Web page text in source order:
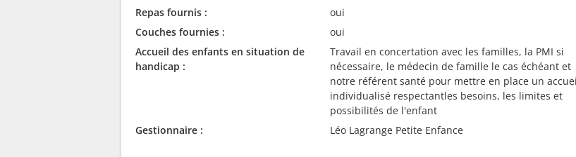
Repas fournis :
oui
Couches fournies :
oui
Accueil des enfants en situation de
handicap :
Travail en concertation avec les familles, la PMI si
nécessaire, le médecin de famille le cas échéant et
notre référent santé pour mettre en place un
individualisé respectantles besoins, les limites et
possibilités de l'enfant
Gestionnaire :
Léo Lagrange Petite Enfance